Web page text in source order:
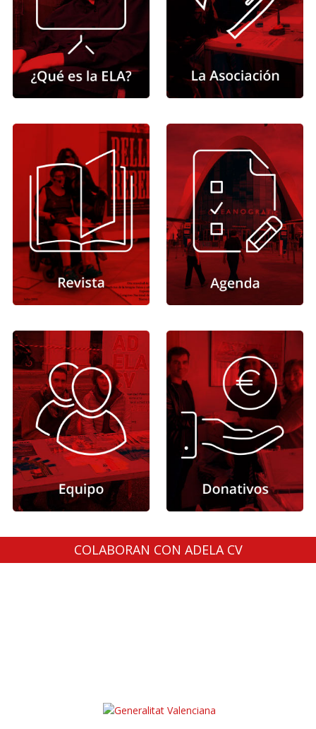
COLABORAN CON ADELA CV